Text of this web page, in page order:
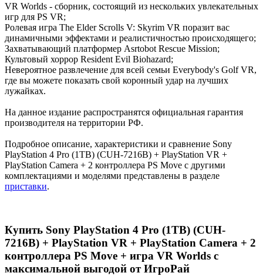
VR Worlds - сборник, состоящий из нескольких увлекательных
игр для PS VR;
Ролевая игра The Elder Scrolls V: Skyrim VR поразит вас
динамичными эффектами и реалистичностью происходящего;
Захватывающий платформер Asrtobot Rescue Mission;
Культовый хоррор Resident Evil Biohazard;
Невероятное развлечение для всей семьи Everybody's Golf VR,
где вы можете показать свой коронный удар на лучших
лужайках.
На данное издание распространятся официальная гарантия
производителя на территории РФ.
Подробное описание, характеристики и сравнение Sony
PlayStation 4 Pro (1TB) (CUH-7216B) + PlayStation VR +
PlayStation Camera + 2 контроллера PS Move с другими
комплектациями и моделями представлены в разделе
приставки.
Купить Sony PlayStation 4 Pro (1TB) (CUH-
7216B) + PlayStation VR + PlayStation Camera + 2
контроллера PS Move + игра VR Worlds с
максимальной выгодой от ИгроРай